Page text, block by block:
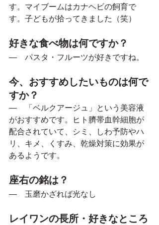
す。マイブームはカナヘビの飼育で
す。子どもが拾ってきました（笑）
好きな食べ物は何ですか？
―　パスタ・フルーツが好きですね。
今、おすすめしたいものは何で
すか？
―　「ベルクアージュ」という美容液
がおすすめです。ヒト臍帯血幹細胞が
配合されていて、シミ、しわ予防やハ
リ、キメ、くすみ、乾燥対策に効果が
あるようです。
座右の銘は？
―　玉磨かざれば光なし
レイワンの長所・好きなところ